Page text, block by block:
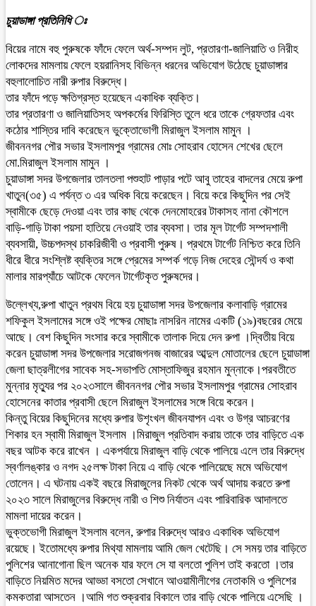
চুয়াডাঙ্গা প্রতিনিধি ঃ
বিয়ের নামে বহু পুরুষকে ফাঁদে ফেলে অর্থ-সম্পদ লুট, প্রতারণা-জালিয়াতি ও নিরীহ
লোকদের মামলায় ফেলে হয়রানিসহ বিভিন্ন ধরনের অভিযোগ উঠেছে চুয়াডাঙ্গার
বহুলালোচিত নারী রুপার বিরুদ্ধে।
তার ফাঁদে পড়ে ক্ষতিগ্রস্ত হয়েছেন একাধিক ব্যক্তি।
তার প্রতারণা ও জালিয়াতিসহ অপকর্মের ফিরিস্তি তুলে ধরে তাকে গ্রেফতার এবং
কঠোর শাস্তির দাবি করেছেন ভুক্তোভোগী মিরাজুল ইসলাম মামুন ।
জীবননগর পৌর সভার ইসলামপুর গ্রামের মোঃ সোহরাব হোসেন শেখের ছেলে
মো.মিরাজুল ইসলাম মামুন ।
চুয়াডাঙ্গা সদর উপজেলার তালতলা পশুহাট পাড়ার পটে আবু তাহের বাদলের মেয়ে রুপা
খাতুন(৩৫) এ পর্যন্ত ৩ এর অধিক বিয়ে করেছেন। বিয়ে করে কিছুদিন পর সেই
স্বামীকে ছেড়ে দেওয়া এবং তার কাছ থেকে দেনমোহরের টাকাসহ নানা কৌশলে
বাড়ি-গাড়ি টাকা পয়সা হাতিয়ে নেওয়াই তার ব্যবসা। তার মূল টার্গেট সম্পদশালী
ব্যবসায়ী, উচ্চপদস্থ চাকরিজীবী ও প্রবাসী পুরুষ। প্রথমে টার্গেট নিশ্চিত করে তিনি
ধীরে ধীরে সংশ্লিষ্ট ব্যক্তির সঙ্গে প্রেমের সম্পর্ক গড়ে নিজ দেহের সৌন্দর্য ও কথা
মালার মারপ্যাঁচে আটকে ফেলেন টার্গেটকৃত পুরুষদের।
উল্লেখ্য,রুপা খাতুন প্রথম বিয়ে হয় চুয়াডাঙ্গা সদর উপজেলার কলাবাড়ি গ্রামের
শফিকুল ইসলামের সঙ্গে ওই পক্ষের মোছাঃ নাসরিন নামের একটি (১৯)বছরের মেয়ে
আছে। বেশ কিছুদিন সংসার করে স্বামীকে তালাক দিয়ে দেন রুপা ।দ্বিতীয় বিয়ে
করেন চুয়াডাঙ্গা সদর উপজেলার সরোজগনজ বাজারের আব্দুল মোতালের ছেলে চুয়াডাঙ্গা
জেলা ছাত্রলীগের সাবেক সহ-সভাপতি মোস্তাফিজুর রহমান মুন্নাকে।পরবতীতে
মুন্নার মৃত্যুর পর ২০২৩সালে জীবননগর পৌর সভার ইসলামপুর গ্রামের সোহরাব
হোসেনের কাতার প্রবাসী ছেলে মিরাজুল ইসলামের সঙ্গে বিয়ে করেন।
কিন্তু বিয়ের কিছুদিনের মধ্যে রুপার উশৃংখল জীবনযাপন এবং ও উগ্র আচরণের
শিকার হন স্বামী মিরাজুল ইসলাম ।মিরাজুল প্রতিবাদ করায় তাকে তার বাড়িতে এক
বছর আটক করে রাখেন । একপর্যায়ে মিরাজুল বাড়ি থেকে পালিয়ে এলে তার বিরুদ্ধে
স্বর্ণালঙ্কার ও নগদ ২৫লক্ষ টাকা নিয়ে এ বাড়ি থেকে পালিয়েছে মমে অভিযোগ
তোলেন। এ ঘটনায় একই বছরে মিরাজুলের নিকট থেকে অর্থ আদায় করতে রুপা
২০২৩ সালে মিরাজুলের বিরুদ্ধে নারী ও শিশু নির্যাতন এবং পারিবারিক আদালতে
মামলা দায়ের করেন।
ভুক্তভোগী মিরাজুল ইসলাম বলেন, রুপার বিরুদ্ধে আরও একাধিক অভিযোগ
রয়েছে। ইতোমধ্যে রুপার মিথ্যা মামলায় আমি জেল খেটেছি। সে সময় তার বাড়িতে
পুলিশের আনাগোনা ছিল অনেক যার ফলে সে যা বলতো পুলিশ তাই করতো ।তার
বাড়িতে নিয়মিত মদের আড্ডা বসতো সেখানে আওয়ামীলীগের নেতাকমি ও পুলিশের
কমকতারা আসতেন ।আমি গত শুক্রবার বিকালে তার বাড়ি থেকে পালিয়ে এসেছি ।